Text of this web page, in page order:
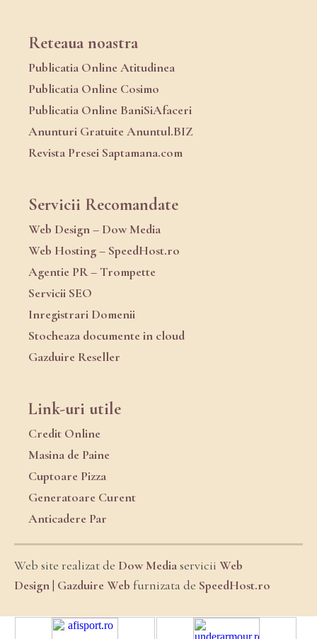
Reteaua noastra
Publicatia Online Atitudinea
Publicatia Online Cosimo
Publicatia Online BaniSiAfaceri
Anunturi Gratuite Anuntul.BIZ
Revista Presei Saptamana.com
Servicii Recomandate
Web Design – Dow Media
Web Hosting – SpeedHost.ro
Agentie PR – Trompette
Servicii SEO
Inregistrari Domenii
Stocheaza documente in cloud
Gazduire Reseller
Link-uri utile
Credit Online
Masina de Paine
Cuptoare Pizza
Generatoare Curent
Anticadere Par
Web site realizat de Dow Mediaservicii Web
Design| Gazduire Web furnizata de SpeedHost.ro